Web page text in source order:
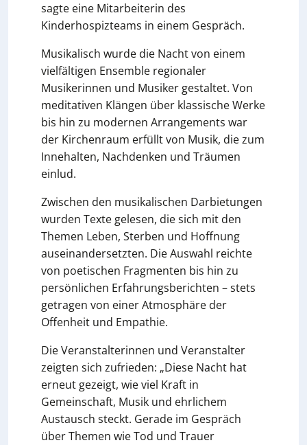
sagte eine Mitarbeiterin des
Kinderhospizteams in einem Gespräch.
Musikalisch wurde die Nacht von einem
vielfältigen Ensemble regionaler
Musikerinnen und Musiker gestaltet. Von
meditativen Klängen über klassische Werke
bis hin zu modernen Arrangements war
der Kirchenraum erfüllt von Musik, die zum
Innehalten, Nachdenken und Träumen
einlud.
Zwischen den musikalischen Darbietungen
wurden Texte gelesen, die sich mit den
Themen Leben, Sterben und Hoffnung
auseinandersetzten. Die Auswahl reichte
von poetischen Fragmenten bis hin zu
persönlichen Erfahrungsberichten – stets
getragen von einer Atmosphäre der
Offenheit und Empathie.
Die Veranstalterinnen und Veranstalter
zeigten sich zufrieden: „Diese Nacht hat
erneut gezeigt, wie viel Kraft in
Gemeinschaft, Musik und ehrlichem
Austausch steckt. Gerade im Gespräch
über Themen wie Tod und Trauer